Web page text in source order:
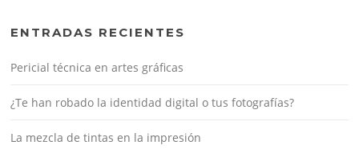
ENTRADAS RECIENTES
Pericial técnica en artes gráficas
¿Te han robado la identidad digital o tus fotografías?
La mezcla de tintas en la impresión